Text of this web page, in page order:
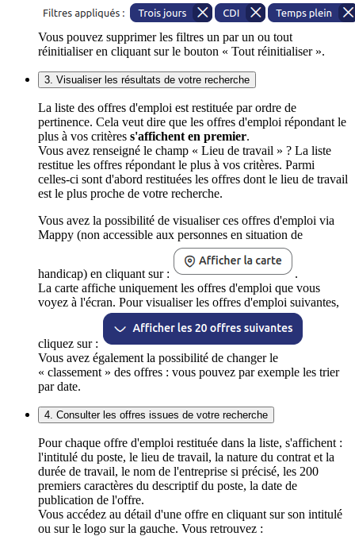
Vous pouvez supprimer les filtres un par un ou tout
réinitialiser en cliquant sur le bouton « Tout réinitialiser ».
3. Visualiser les résultats de votre recherche
La liste des offres d'emploi est restituée par ordre de
pertinence. Cela veut dire que les offres d'emploi répondant le
plus à vos critères s'affichent en premier.
Vous avez renseigné le champ « Lieu de travail » ? La liste
restitue les offres répondant le plus à vos critères. Parmi
celles-ci sont d'abord restituées les offres dont le lieu de travail
est le plus proche de votre recherche.
Vous avez la possibilité de visualiser ces offres d'emploi via
Mappy (non accessible aux personnes en situation de
handicap) en cliquant sur :
.
La carte affiche uniquement les offres d'emploi que vous
voyez à l'écran. Pour visualiser les offres d'emploi suivantes,
cliquez sur :
Vous avez également la possibilité de changer le
« classement » des offres : vous pouvez par exemple les trier
par date.
4. Consulter les offres issues de votre recherche
Pour chaque offre d'emploi restituée dans la liste, s'affichent :
l'intitulé du poste, le lieu de travail, la nature du contrat et la
durée de travail, le nom de l'entreprise si précisé, les 200
premiers caractères du descriptif du poste, la date de
publication de l'offre.
Vous accédez au détail d'une offre en cliquant sur son intitulé
ou sur le logo sur la gauche. Vous retrouvez :